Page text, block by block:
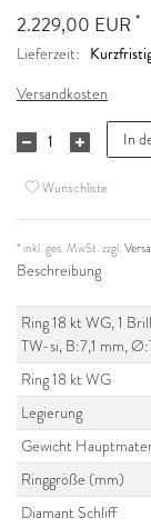
2.229,00 EUR *
Lieferzeit:
Versandkosten
In
Wunschliste
* inkl. ges. MwSt. zzgl.
Beschreibung
Ring 18 kt WG, 1
TW-si, B:7,1 mm,
Ring 18 kt WG
Legierung
Gewicht
Ringgröße (mm)
Diamant Schliff